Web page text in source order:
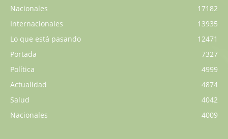
Nacionales
17182
Internacionales
13935
Lo que está pasando
12471
Portada
7327
Política
4999
Actualidad
4874
Salud
4042
Nacionales
4009